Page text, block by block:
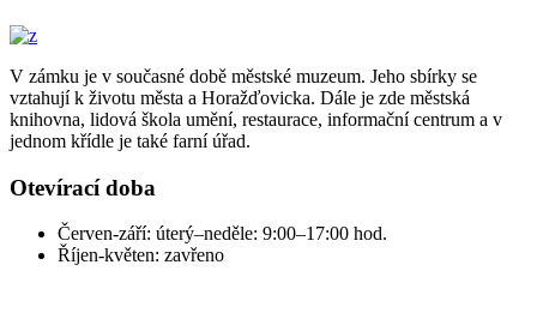
V zámku je v současné době městské muzeum. Jeho sbírky se
vztahují k životu města a Horažďovicka. Dále je zde městská
knihovna, lidová škola umění, restaurace, informační centrum a v
jednom křídle je také farní úřad.
Otevírací doba
Červen-září: úterý–neděle: 9:00–17:00 hod.
Říjen-květen: zavřeno